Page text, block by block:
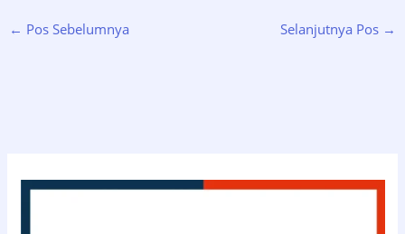
← Pos Sebelumnya Selanjutnya Pos →